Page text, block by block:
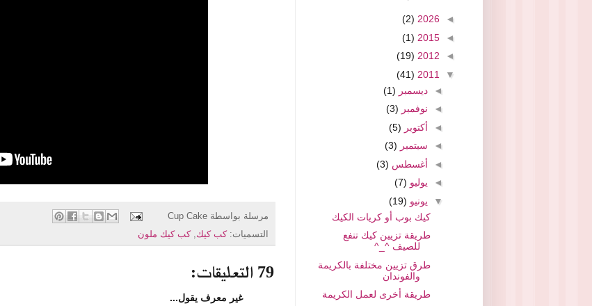
مرسلة بواسطةCup Cake
التسميات:كب كيك,كب كيك ملون
79 التعليقات:
غير معرف يقول...
◄
2026
(2)
◄
2015
(1)
◄
2012
(19)
▼
2011
(41)
◄ديسمبر (1)
◄ نوفمبر (3)
◄ أكتوبر (5)
◄ سبتمبر (3)
◄ أغسطس (3)
◄ يوليو (7)
▼ يونيو (19)
كيك بوب أو كريات الكيك
طريقة تزيين كيك تنفع
للصيف ^_^
طرق تزيين مختلفة بالكريمة
والفوندان
طريقة أخرى لعمل الكريمة